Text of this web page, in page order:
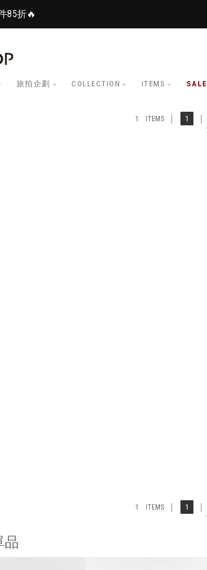
85折🔥
旅拍企劃 COLLECTION ITEMS SALE
1 ITEMS 1
1 ITEMS 1
品